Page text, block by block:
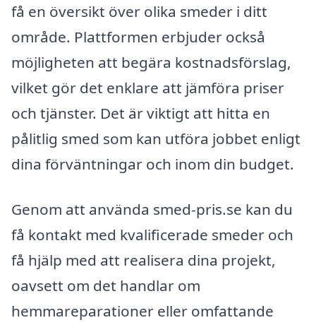
få en översikt över olika smeder i ditt
område. Plattformen erbjuder också
möjligheten att begära kostnadsförslag,
vilket gör det enklare att jämföra priser
och tjänster. Det är viktigt att hitta en
pålitlig smed som kan utföra jobbet enligt
dina förväntningar och inom din budget.
Genom att använda smed-pris.se kan du
få kontakt med kvalificerade smeder och
få hjälp med att realisera dina projekt,
oavsett om det handlar om
hemmareparationer eller omfattande